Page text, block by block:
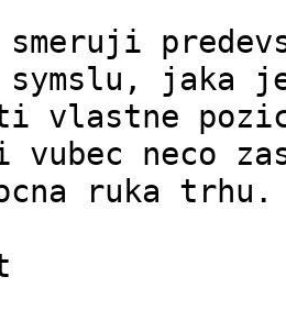
smeruji
symslu, jaka
vlastne
neco
ruka trhu.